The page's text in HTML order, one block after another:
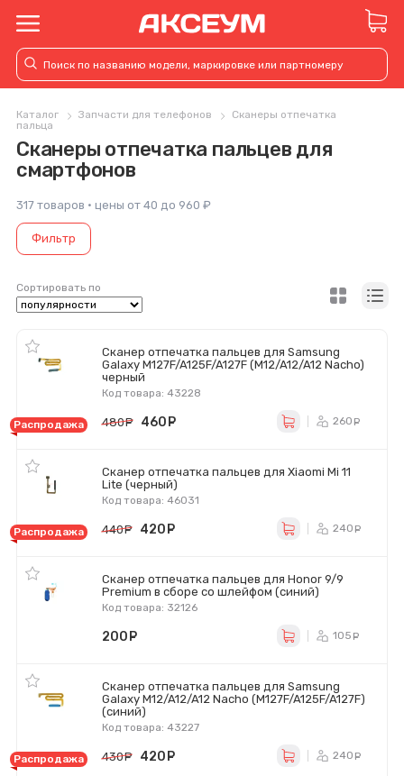
Каталог Запчасти для телефонов
Сканеры отпечатка
пальца
Сканеры отпечатка пальцев для
смартфонов
317 товаров · цены от 40 до 960 ₽
Фильтр
Сортировать по
Сканер отпечатка пальцев для Samsung
Galaxy M127F/A125F/A127F (M12/A12/A12 Nacho)
черный
Код товара: 43228
Распродажа 480 руб.
460 260
Сканер отпечатка пальцев для Xiaomi Mi 11
Lite (черный)
Код товара: 46031
Распродажа 440 руб.
420 240
Сканер отпечатка пальцев для Honor 9/9
Premium в сборе со шлейфом (синий)
Код товара: 32126
200 105
Сканер отпечатка пальцев для Samsung
Galaxy M12/A12/A12 Nacho (M127F/A125F/A127F)
(синий)
Код товара: 43227
Распродажа 430 руб.
420 240